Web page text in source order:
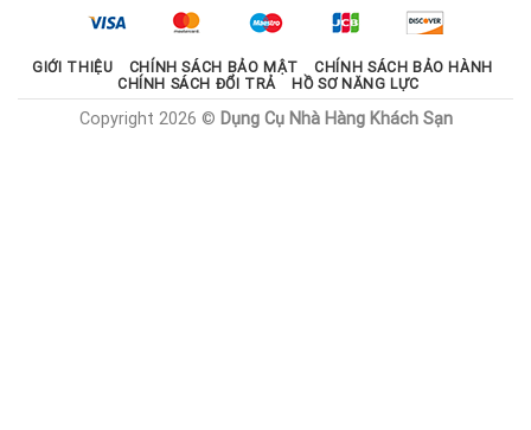
1.785.000 ₫.
GIỚI THIỆU CHÍNH SÁCH BẢO MẬT
CHÍNH SÁCH BẢO HÀNH
CHÍNH SÁCH ĐỔI TRẢ
HỒ SƠ NĂNG LỰC
Copyright 2026 © Dụng Cụ Nhà Hàng Khách Sạn